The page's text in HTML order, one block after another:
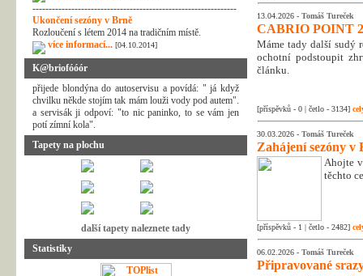
---------------------------------------------------------------
Ukončení sezóny v Brně
Rozloučení s létem 2014 na tradičním místě.
více informací... [04.10.2014]
K@briofóóór
přijede blondýna do autoservisu a povídá: " já když
chvilku někde stojím tak mám louži vody pod autem".
a servisák ji odpoví: "to nic paninko, to se vám jen
potí zímní kola".
Tapety na plochu
další tapety naleznete tady
Statistiky
13.04.2026 - Tomáš Tureček
CABRIO POINT
Máme tady další sudý
ochotní podstoupit
článku.
[příspěvků - 0 | četlo - 3134]
30.03.2026 - Tomáš Tureček
Zahájení sezóny v
Ahojte
těchto
[příspěvků - 1 | četlo - 2482]
06.02.2026 - Tomáš Tureček
Připravované